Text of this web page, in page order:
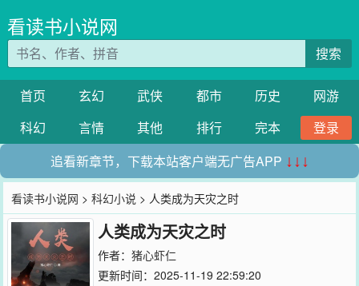
看读书小说网
搜索
首页 玄幻 武侠 都市 历史
网游
科幻
言情 其他 排行 完本
登录
追看新章节，下载本站客户端无广告APP ↓↓↓
看读书小说网 >科幻小说 > 人类成为天灾之时
人类成为天灾之时
作者： 猪心虾仁
更新时间：2025-11-19 22:59:20